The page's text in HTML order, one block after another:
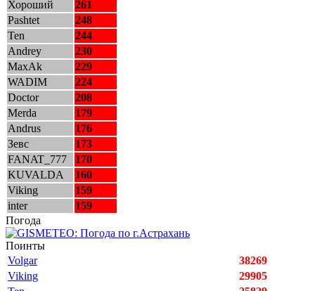
Хороший
261
Pashtet
248
Ten
244
Andrey
230
MaxAk
229
WADIM
224
Doctor
208
Merda
179
Andrus
176
Зевс
173
FANAT_777
170
KUVALDA
160
Viking
159
inter
159
Погода
Поинты
Volgar
38269
Viking
29905